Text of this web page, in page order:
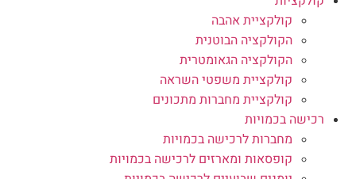
קולקציית אהבה
הקולקציה הבוטנית
הקולקציה הגאומטרית
קולקציית משפטי השראה
קולקציית מחברות מתכונים
רכישה בכמויות
מחברות לרכישה בכמויות
קופסאות ומארזים לרכישה בכמויות